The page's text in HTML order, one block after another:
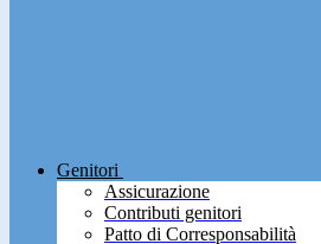
Genitori
Assicurazione
Contributi genitori
Patto di Corresponsabilità